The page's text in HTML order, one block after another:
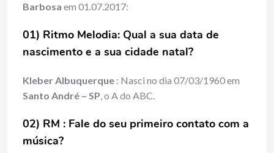
Barbosa em 01.07.2017:
01) Ritmo Melodia: Qual a sua data de
nascimento e a sua cidade natal?
Kleber Albuquerque : Nasci no dia 07/03/1960 em
Santo André – SP, o A do ABC.
02) RM : Fale do seu primeiro contato com a
música?